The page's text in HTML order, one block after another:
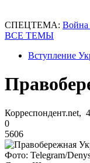
СПЕЦТЕМА: Война
ВСЕ ТЕМЫ
Вступление
Корреспондент.net,
0
5606
Фото: Telegram/